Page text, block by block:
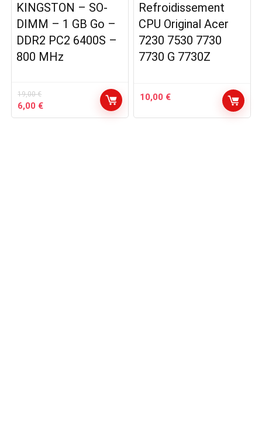
KINGSTON – SO-
DIMM – 1 GB Go –
DDR2 PC2 6400S –
800 MHz
19,00€
Le
prix
6,00 €Le
prix
Refroidissement
CPU Original Acer
7230 7530 7730
7730 G 7730Z
10,00 €